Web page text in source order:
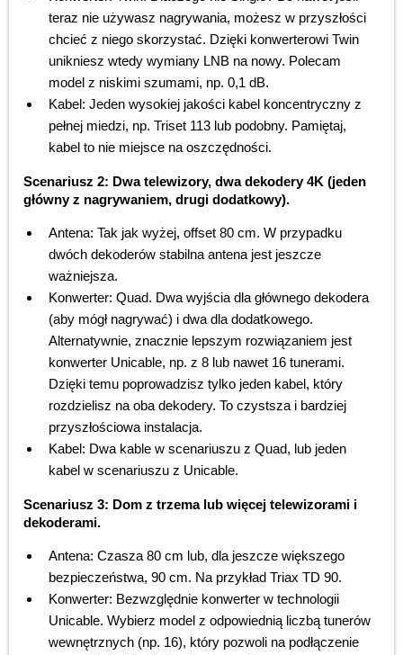
teraz nie używasz nagrywania, możesz w przyszłości
chcieć z niego skorzystać. Dzięki konwerterowi Twin
unikniesz wtedy wymiany LNB na nowy. Polecam
model z niskimi szumami, np. 0,1 dB.
Kabel: Jeden wysokiej jakości kabel koncentryczny z
pełnej miedzi, np. Triset 113 lub podobny. Pamiętaj,
kabel to nie miejsce na oszczędności.
Scenariusz 2: Dwa telewizory, dwa dekodery 4K (jeden
główny z nagrywaniem, drugi dodatkowy).
Antena: Tak jak wyżej, offset 80 cm. W przypadku
dwóch dekoderów stabilna antena jest jeszcze
ważniejsza.
Konwerter: Quad. Dwa wyjścia dla głównego dekodera
(aby mógł nagrywać) i dwa dla dodatkowego.
Alternatywnie, znacznie lepszym rozwiązaniem jest
konwerter Unicable, np. z 8 lub nawet 16 tunerami.
Dzięki temu poprowadzisz tylko jeden kabel, który
rozdzielisz na oba dekodery. To czystsza i bardziej
przyszłościowa instalacja.
Kabel: Dwa kable w scenariuszu z Quad, lub jeden
kabel w scenariuszu z Unicable.
Scenariusz 3: Dom z trzema lub więcej telewizorami i
dekoderami.
Antena: Czasza 80 cm lub, dla jeszcze większego
bezpieczeństwa, 90 cm. Na przykład Triax TD 90.
Konwerter: Bezwzględnie konwerter w technologii
Unicable. Wybierz model z odpowiednią liczbą tunerów
wewnętrznych (np. 16), który pozwoli na podłączenie